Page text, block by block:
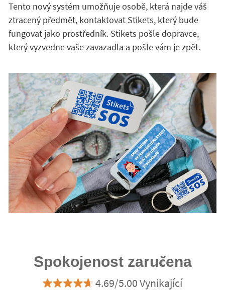
Tento nový systém umožňuje osobě, která najde váš
ztracený předmět, kontaktovat Stikets, který bude
fungovat jako prostředník. Stikets pošle dopravce,
který vyzvedne vaše zavazadla a pošle vám je zpět.
Spokojenost zaručena
4.69/5.00 Vynikající